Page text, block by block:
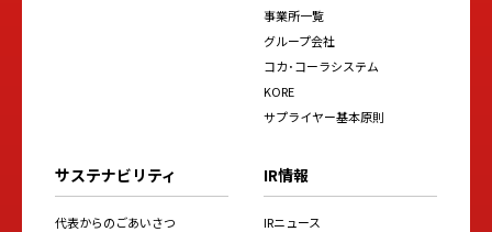
事業所一覧
グループ会社
コカ･コーラシステム
KORE
サプライヤー基本原則
サステナビリティ
代表からのごあいさつ
IR情報
IRニュース